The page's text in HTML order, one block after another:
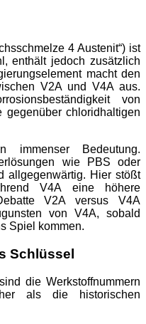
4 Austenit“) ist
enthält jedoch zusätzlich
macht den
V2A und V4A aus.
von
gegenüber chloridhaltigen
Bedeutung.
wie PBS oder
allgegenwärtig. Hier stößt
V4A eine höhere
V2A versus V4A
von V4A, sobald
Spiel kommen.
Schlüssel
die Werkstoffnummern
als die historischen